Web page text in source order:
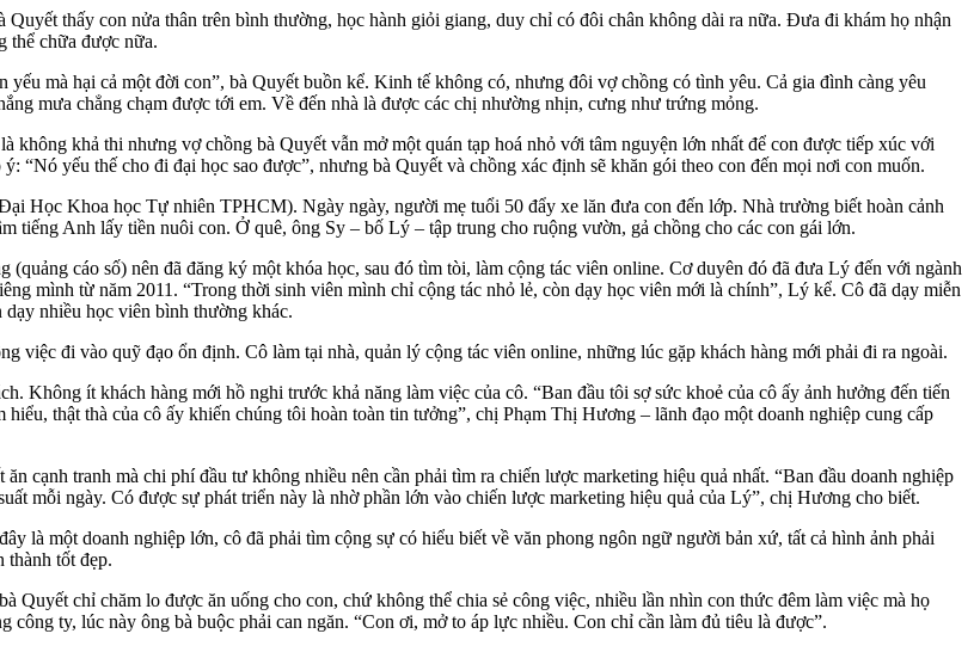
thấy con nửa thân trên bình thường, học hành giỏi giang, duy chỉ có đôi chân không dài ra nữa. Đưa đi khám họ nhận
thể chữa được nữa.
mà hại cả một đời con”, bà Quyết buồn kể. Kinh tế không có, nhưng đôi vợ chồng có tình yêu. Cả gia đình càng yêu
mưa chẳng chạm được tới em. Về đến nhà là được các chị nhường nhịn, cưng như trứng mỏng.
khả thi nhưng vợ chồng bà Quyết vẫn mở một quán tạp hoá nhỏ với tâm nguyện lớn nhất để con được tiếp xúc với
yếu thế cho đi đại học sao được”, nhưng bà Quyết và chồng xác định sẽ khăn gói theo con đến mọi nơi con muốn.
Học Khoa học Tự nhiên TPHCM). Ngày ngày, người mẹ tuổi 50 đẩy xe lăn đưa con đến lớp. Nhà trường biết hoàn cảnh
tiếng Anh lấy tiền nuôi con. Ở quê, ông Sy – bố Lý – tập trung cho ruộng vườn, gả chồng cho các con gái lớn.
cáo số) nên đã đăng ký một khóa học, sau đó tìm tòi, làm cộng tác viên online. Cơ duyên đó đã đưa Lý đến với ngành
mình từ năm 2011. “Trong thời sinh viên mình chỉ cộng tác nhỏ lẻ, còn dạy học viên mới là chính”, Lý kể. Cô đã dạy miễn
nhiều học viên bình thường khác.
việc đi vào quỹ đạo ổn định. Cô làm tại nhà, quản lý cộng tác viên online, những lúc gặp khách hàng mới phải đi ra ngoài.
Không ít khách hàng mới hồ nghi trước khả năng làm việc của cô. “Ban đầu tôi sợ sức khoẻ của cô ấy ảnh hưởng đến tiến
thật thà của cô ấy khiến chúng tôi hoàn toàn tin tưởng”, chị Phạm Thị Hương – lãnh đạo một doanh nghiệp cung cấp
cạnh tranh mà chi phí đầu tư không nhiều nên cần phải tìm ra chiến lược marketing hiệu quả nhất. “Ban đầu doanh nghiệp
mỗi ngày. Có được sự phát triển này là nhờ phần lớn vào chiến lược marketing hiệu quả của Lý”, chị Hương cho biết.
là một doanh nghiệp lớn, cô đã phải tìm cộng sự có hiểu biết về văn phong ngôn ngữ người bản xứ, tất cả hình ảnh phải
thành tốt đẹp.
Quyết chỉ chăm lo được ăn uống cho con, chứ không thể chia sẻ công việc, nhiều lần nhìn con thức đêm làm việc mà họ
ty, lúc này ông bà buộc phải can ngăn. “Con ơi, mở to áp lực nhiều. Con chỉ cần làm đủ tiêu là được”.